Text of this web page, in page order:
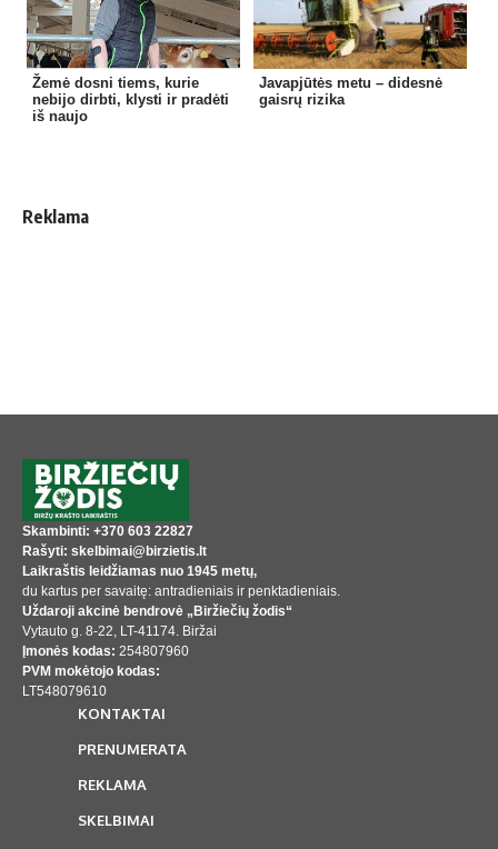
Žemė dosni tiems, kurie
nebijo dirbti, klysti ir pradėti
iš naujo
Javapjūtės metu – didesnė
gaisrų rizika
Reklama
Skambinti: +370 603 22827
Rašyti: skelbimai@birzietis.lt
Laikraštis leidžiamas nuo 1945 metų,
du kartus per savaitę: antradieniais ir penktadieniais.
Uždaroji akcinė bendrovė „Biržiečių žodis“
Vytauto g. 8-22, LT-41174. Biržai
Įmonės kodas: 254807960
PVM mokėtojo kodas:
LT548079610
KONTAKTAI
PRENUMERATA
REKLAMA
SKELBIMAI